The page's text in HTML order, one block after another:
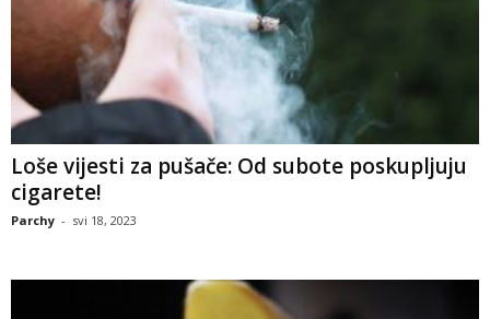
Loše vijesti za pušače: Od subote poskupljuju
cigarete!
Parchy - svi 18, 2023